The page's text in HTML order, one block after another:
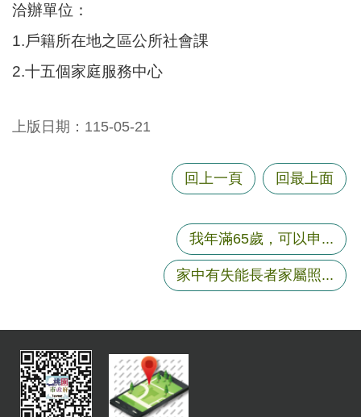
政
n
i
府
網
站
資
料
洽辦單位：
1.戶籍所在地之區公所社會課
2.十五個家庭服務中心
上版日期：115-05-21
回上一頁 回最上面
我年滿65歲，可以申...
家中有失能長者家屬照...